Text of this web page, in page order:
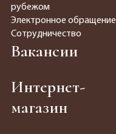
рубежом
Электронное обращение
Сотрудничество
Вакансии
Интернет-
магазин